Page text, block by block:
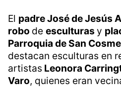
El padre José de Jesús
robo de esculturas y
Parroquia de San
destacan esculturas en
artistas Leonora
Varo, quienes eran